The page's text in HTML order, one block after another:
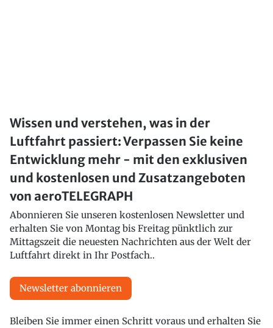
Wissen und verstehen, was in der
Luftfahrt passiert: Verpassen Sie keine
Entwicklung mehr - mit den exklusiven
und kostenlosen und Zusatzangeboten
von aeroTELEGRAPH
Abonnieren Sie unseren kostenlosen Newsletter und
erhalten Sie von Montag bis Freitag pünktlich zur
Mittagszeit die neuesten Nachrichten aus der Welt der
Luftfahrt direkt in Ihr Postfach..
Newsletter abonnieren
Bleiben Sie immer einen Schritt voraus und erhalten Sie